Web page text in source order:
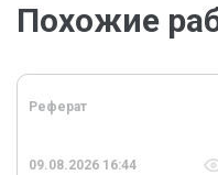
Похожие
Реферат
09.08.2026 16:44